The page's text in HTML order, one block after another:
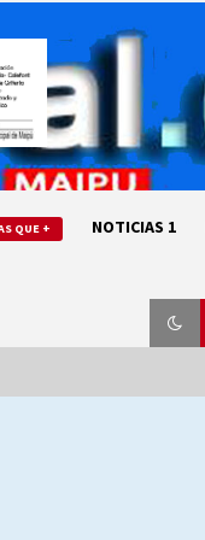
QUE + NOTICIAS 1